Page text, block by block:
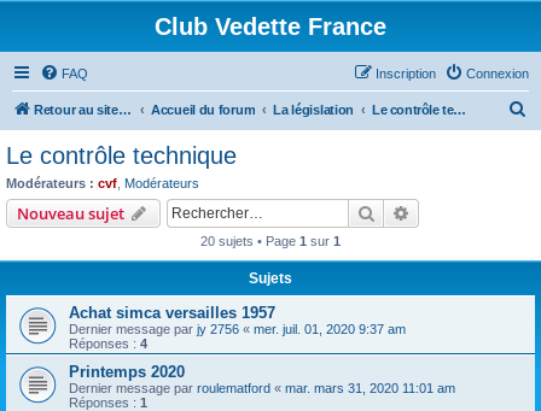
Club Vedette France
FAQ Connexion
Inscription
Retour au site CVF Accueil du forum La législation Le contrôle technique
Le contrôle technique
Modérateurs : cvf Modérateurs
Nouveau sujet Rechercher
20 sujets • Page 1 sur 1
Sujets
Achat simca versailles 1957
Dernier message par jy 2756 « mer. juil. 01, 2020 9:37 am
Réponses : 4
Printemps 2020
Dernier message par roulematford « mar. mars 31, 2020 11:01 am
Réponses : 1